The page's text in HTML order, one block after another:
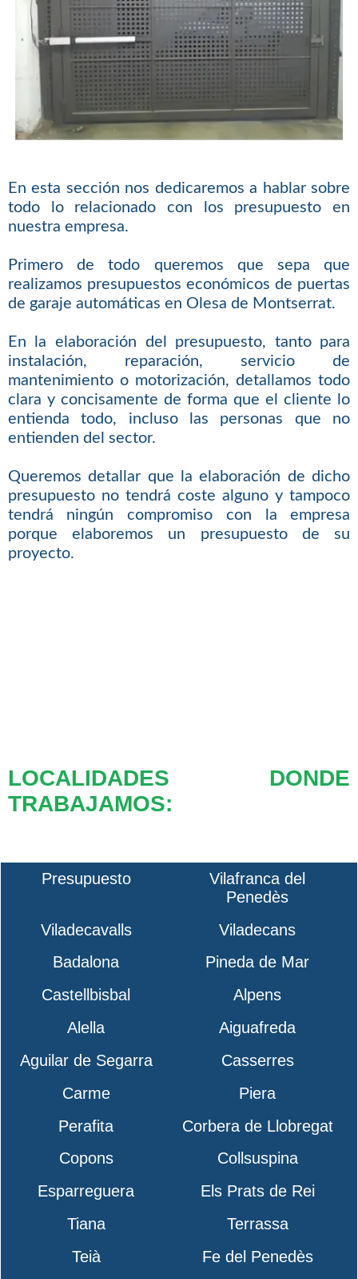
En esta sección nos dedicaremos a hablar sobre
todo lo relacionado con los presupuesto en
nuestra empresa.
Primero de todo queremos que sepa que
realizamos presupuestos económicos de puertas
de garaje automáticas en Olesa de Montserrat.
En la elaboración del presupuesto, tanto para
instalación, reparación, servicio de
mantenimiento o motorización, detallamos todo
clara y concisamente de forma que el cliente lo
entienda todo, incluso las personas que no
entienden del sector.
Queremos detallar que la elaboración de dicho
presupuesto no tendrá coste alguno y tampoco
tendrá ningún compromiso con la empresa
porque elaboremos un presupuesto de su
proyecto.
LOCALIDADES DONDE
TRABAJAMOS:
Presupuesto
Vilafranca del
Penedès
Viladecavalls
Viladecans
Badalona
Pineda de Mar
Castellbisbal
Alpens
Alella
Aiguafreda
Aguilar de Segarra
Casserres
Carme
Piera
Perafita
Corbera de Llobregat
Copons
Collsuspina
Esparreguera
Els Prats de Rei
Tiana
Terrassa
Teià
Fe del Penedès